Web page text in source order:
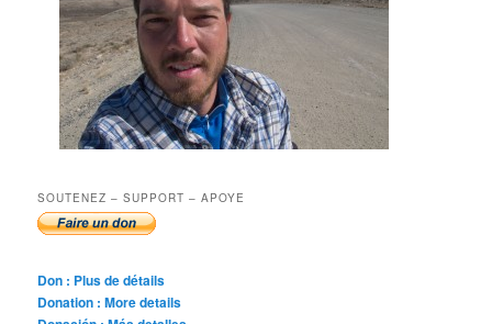
SOUTENEZ – SUPPORT – APOYE
Don : Plus de détails
Donation : More details